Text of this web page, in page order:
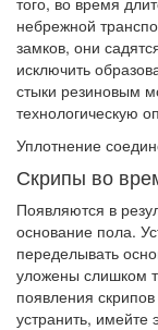
небрежной
замков, они
исключить
стыки резиновым
технологическую
Уплотнение
Скрипы во
Появляются в
основание пола.
переделывать
уложены слишком
появления
устранить, имейте